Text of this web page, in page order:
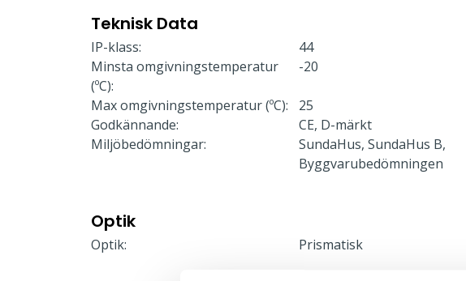
Teknisk Data
IP-klass:
44
Minsta omgivningstemperatur
(ºC):
-20
Max omgivningstemperatur (ºC):
25
Godkännande:
CE, D-märkt
Miljöbedömningar:
SundaHus, SundaHus B,
Byggvarubedömningen
Optik
Optik: Prismatisk